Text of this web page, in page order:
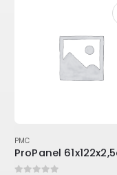
PMC